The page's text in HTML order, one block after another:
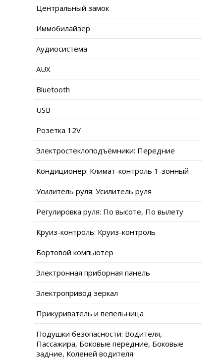
Центральный замок
Иммобилайзер
Аудиосистема
AUX
Bluetooth
USB
Розетка 12V
Электростеклоподъёмники: Передние
Кондиционер: Климат-контроль 1-зонный
Усилитель руля: Усилитель руля
Регулировка руля: По высоте, По вылету
Круиз-контроль: Круиз-контроль
Бортовой компьютер
Электронная приборная панель
Электропривод зеркал
Прикуриватель и пепельница
Подушки безопасности: Водителя,
Пассажира, Боковые передние, Боковые
задние, Коленей водителя